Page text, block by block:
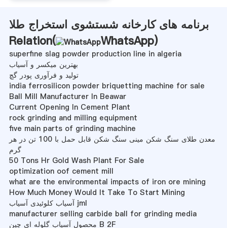
برنامه های کارخانه شستشوی استخراج طلا
Relation(
WhatsApp)
superfine slag powder production line in algeria
بهترین میکسر و آسیاب
تولید و فرآوری پودر گچ
india ferrosilicon powder briquetting machine for sale
Ball Mill Manufacturer In Beawar
Current Opening In Cement Plant
rock grinding and milling equipment
five main parts of grinding machine
معدن طلای سنگ شکن مینی سنگ شکن قابل حمل با 100 تن در هر
گرم
50 Tons Hr Gold Wash Plant For Sale
optimization oof cement mill
what are the environmental impacts of iron ore mining
How Much Money Would It Take To Start Mining
آسیاب کلوئیدی آسیاب jml
manufacturer selling carbide ball for grinding media
محصول آسیاب گلوله ای چین B 2F